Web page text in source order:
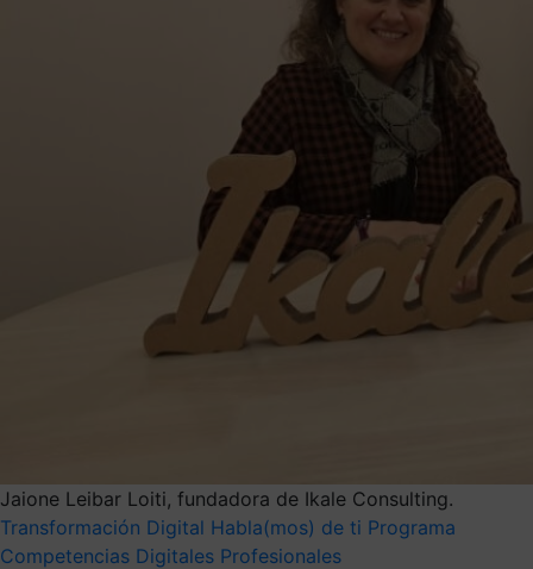
Jaione Leibar Loiti, fundadora de Ikale Consulting.
Transformación Digital Habla(mos) de ti Programa
Competencias Digitales Profesionales